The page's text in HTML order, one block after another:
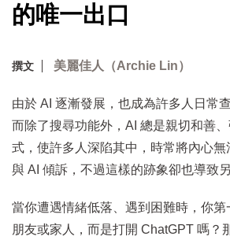
的唯一出口
撰文 美麗佳人（Archie Lin）
由於 AI 逐漸發展，也成為許多人日常
而除了搜尋功能外，AI 總是親切和善
式，使許多人深陷其中，時常將內心
與 AI 傾訴，不過這樣的跡象卻也導致另
當你遭遇情緒低落、遇到困難時，你
朋友或家人，而是打開 ChatGPT 嗎？